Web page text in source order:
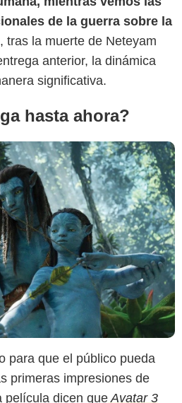
de la guerra sobre la
tras la muerte de Neteyam
anterior, la dinámica
significativa.
hasta ahora?
para que el público pueda
primeras impresiones de
película dicen queAvatar 3